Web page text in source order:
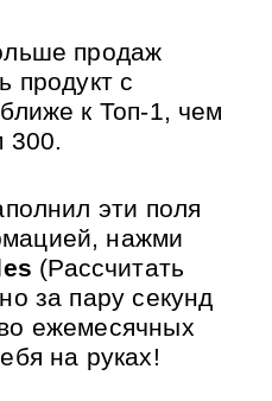
продаж
продукт с
к Топ-1, чем
300.
эти поля
нажми
(Рассчитать
за пару секунд
ежемесячных
на руках!